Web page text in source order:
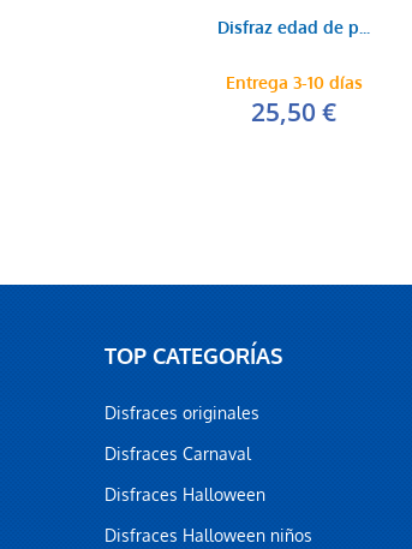
Disfraz edad de p...
Entrega 3-10 días
25,50 €
TOP CATEGORÍAS
Disfraces originales
Disfraces Carnaval
Disfraces Halloween
Disfraces Halloween niños